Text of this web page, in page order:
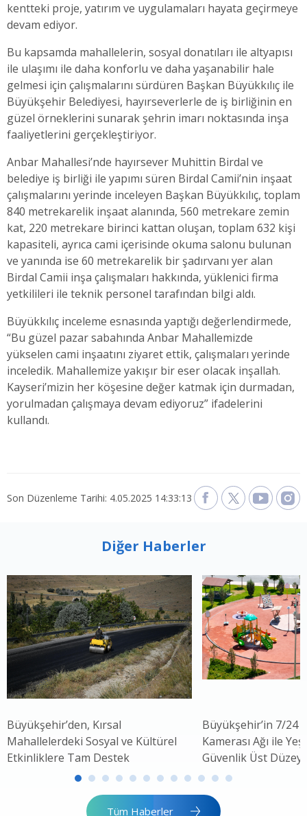
kentteki proje, yatırım ve uygulamaları hayata geçirmeye
devam ediyor.
Bu kapsamda mahallelerin, sosyal donatıları ile altyapısı
ile ulaşımı ile daha konforlu ve daha yaşanabilir hale
gelmesi için çalışmalarını sürdüren Başkan Büyükkılıç ile
Büyükşehir Belediyesi, hayırseverlerle de iş birliğinin en
güzel örneklerini sunarak şehrin imarı noktasında inşa
faaliyetlerini gerçekleştiriyor.
Anbar Mahallesi’nde hayırsever Muhittin Birdal ve
belediye iş birliği ile yapımı süren Birdal Camii’nin inşaat
çalışmalarını yerinde inceleyen Başkan Büyükkılıç, toplam
840 metrekarelik inşaat alanında, 560 metrekare zemin
kat, 220 metrekare birinci kattan oluşan, toplam 632 kişi
kapasiteli, ayrıca cami içerisinde okuma salonu bulunan
ve yanında ise 60 metrekarelik bir şadırvanı yer alan
Birdal Camii inşa çalışmaları hakkında, yüklenici firma
yetkilileri ile teknik personel tarafından bilgi aldı.
Büyükkılıç inceleme esnasında yaptığı değerlendirmede,
“Bu güzel pazar sabahında Anbar Mahallemizde
yükselen cami inşaatını ziyaret ettik, çalışmaları yerinde
inceledik. Mahallemize yakışır bir eser olacak inşallah.
Kayseri’mizin her köşesine değer katmak için durmadan,
yorulmadan çalışmaya devam ediyoruz” ifadelerini
kullandı.
Son Düzenleme Tarihi: 4.05.2025 14:33:13
Diğer Haberler
Büyükşehir’den, Kırsal
Mahallelerdeki Sosyal ve Kültürel
Etkinliklere Tam Destek
Büyükşehir’in 7/24
Kamerası Ağı ile
Güvenlik Üst
Tüm Haberler